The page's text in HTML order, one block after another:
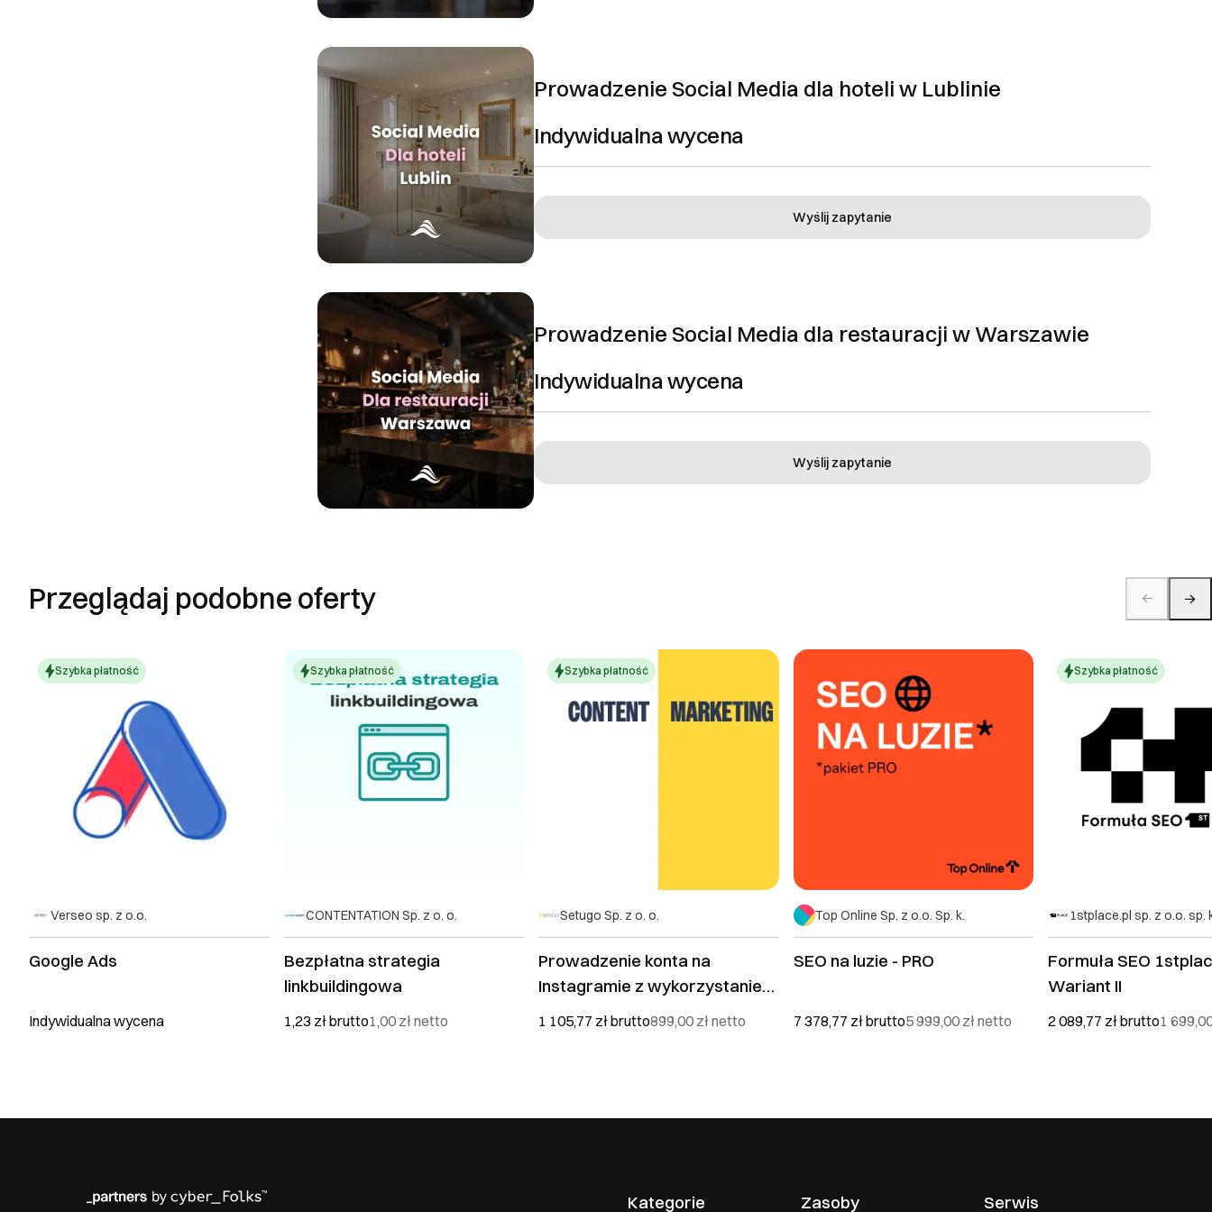
DOWIEDZ SIĘ WIĘCEJ
Ok, rozumiem
Prowadzenie Social Media dla hoteli w Lublinie
Indywidualna wycena
Wyślij zapytanie
Prowadzenie Social Media dla restauracji w Warszawie
Indywidualna wycena
Wyślij zapytanie
Przeglądaj podobne oferty
Szybka płatność
Verseo sp. z o.o.
Google Ads
Indywidualna wycena
Szybka płatność
CONTENTATION Sp. z o. o.
Bezpłatna strategia
linkbuildingowa
1,23 zł brutto1,00 zł netto
Szybka płatność
Setugo Sp. z o. o.
Prowadzenie konta na
Instagramie z wykorzystaniem
1 105,77 złbrutto899,00 złnetto
Top Online Sp. z o.o. Sp. k.
SEO na luzie - PRO
7 378,77 zł brutto5 999,00 zł netto
Szybka płatność
1stplace.pl sp. z o.o. sp.
Formuła SEO
Wariant II
2 089,77 złbrutto1
Kategorie Zasoby Serwis